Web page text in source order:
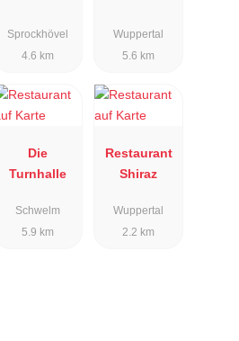
Sprockhövel
4.6 km
Wuppertal
5.6 km
Die
Turnhalle
Schwelm
5.9 km
Restaurant
Shiraz
Wuppertal
2.2 km